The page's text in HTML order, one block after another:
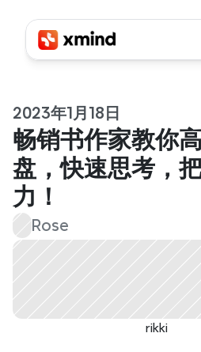
2023年1月18日
畅销书作家教你
盘，快速思考，
力！
Rose
rikki